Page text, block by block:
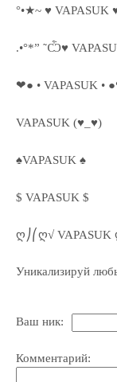
°•★~ ♥ VAPASUK
.•°*” ˜Ѽ♥
❤● • VAPASUK •
VAPASUK (♥_♥)
♠VAPASUK ♠
$ VAPASUK $
ღ⎠⎛ღ√ VAPASUK
Уникализируй
Ваш ник:
Комментарий: